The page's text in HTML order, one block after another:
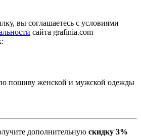
вы соглашаетесь с условиями
сайта grafinia.com
пошиву женской и мужской одежды
дополнительную скидку 3%